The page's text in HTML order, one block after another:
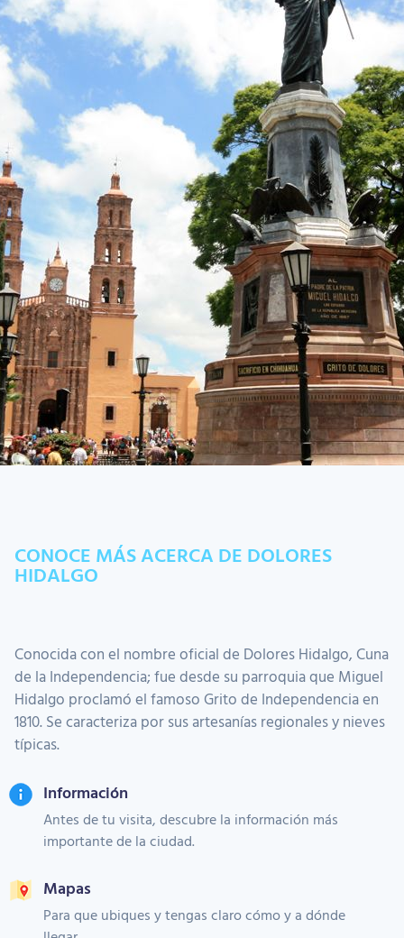
CONOCE MÁS ACERCA DE DOLORES
HIDALGO
Conocida con el nombre oficial de Dolores Hidalgo, Cuna
de la Independencia; fue desde su parroquia que Miguel
Hidalgo proclamó el famoso Grito de Independencia en
1810. Se caracteriza por sus artesanías regionales y nieves
típicas.
Información
Antes de tu visita, descubre la información más
importante de la ciudad.
Mapas
Para que ubiques y tengas claro cómo y a dónde